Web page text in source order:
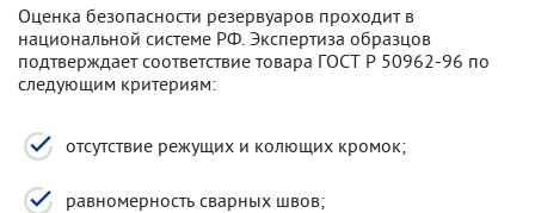
Оценка безопасности резервуаров проходит в
национальной системе РФ. Экспертиза образцов
подтверждает соответствие товара ГОСТ Р 50962-96 по
следующим критериям:
отсутствие режущих и колющих кромок;
равномерность сварных швов;